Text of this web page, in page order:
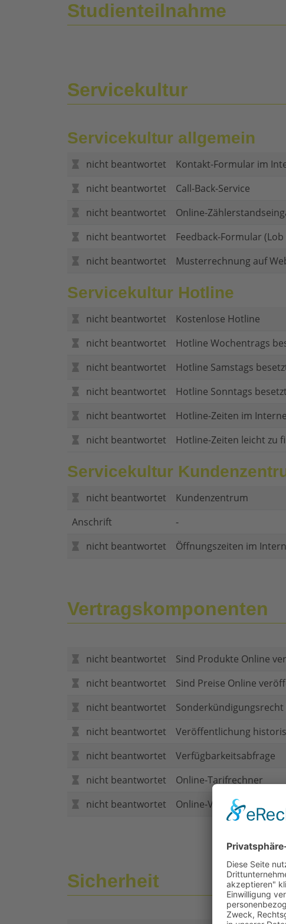
Studienteilnahme
Servicekultur
Servicekultur allgemein
nicht beantwortet
Kontakt-Formular im
nicht beantwortet
Call-Back-Service
nicht beantwortet
Online-
nicht beantwortet
Feedback-Formular
nicht beantwortet
Musterrechnung auf
Servicekultur Hotline
nicht beantwortet
Kostenlose Hotline
nicht beantwortet
Hotline Wochentrags
nicht beantwortet
Hotline Samstags
nicht beantwortet
Hotline Sonntags besetzt
nicht beantwortet
Hotline-Zeiten im
nicht beantwortet
Hotline-Zeiten leicht zu
Servicekultur
nicht beantwortet
Kundenzentrum
Anschrift
-
nicht beantwortet
Öffnungszeiten im
Vertragskomponenten
nicht beantwortet
Sind Produkte Online
nicht beantwortet
Sind Preise Online
nicht beantwortet
nicht beantwortet
Veröffentlichung
nicht beantwortet
Verfügbarkeitsabfrage
nicht beantwortet
Online-Tarifrechner
nicht beantwortet
Online-Vertragsabschluss
Sicherheit